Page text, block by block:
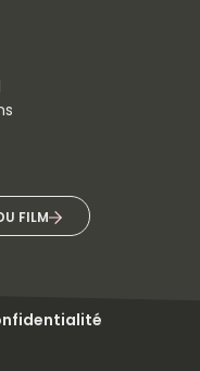
FILM